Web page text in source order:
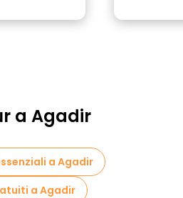
a Agadir
a Agadir
a Agadir